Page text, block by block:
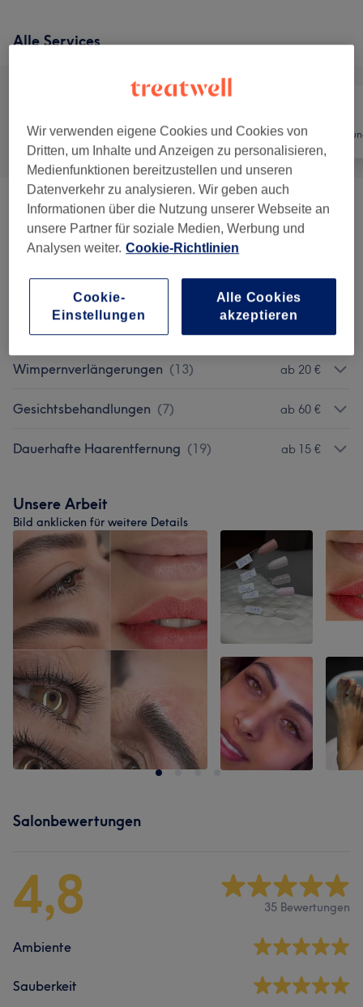
Alle Services
Alle Nägel
Maniküre & Pediküre (20) ab 5 €
Massagen (10)
Augenbrauen & Wimpernbehandlungen ) ab 10 €
Permanent Make-Up
Wimpernverlängerungen (13) ab 20 €
Gesichtsbehandlungen (7) ab 60 €
Dauerhafte Haarentfernung (19) ab 15 €
Unsere Arbeit
Bild anklicken für weitere Details
Salonbewertungen
4,8 35 Bewertungen
Ambiente
Sauberkeit
Wir verwenden eigene Cookies und Cookies von
Dritten, um Inhalte und Anzeigen zu personalisieren,
Medienfunktionen bereitzustellen und unseren
Datenverkehr zu analysieren. Wir geben auch
Informationen über die Nutzung unserer Webseite an
unsere Partner für soziale Medien, Werbung und
Analysen weiter. Cookie-Richtlinien
Cookie-
Einstellungen
Alle Cookies
akzeptieren